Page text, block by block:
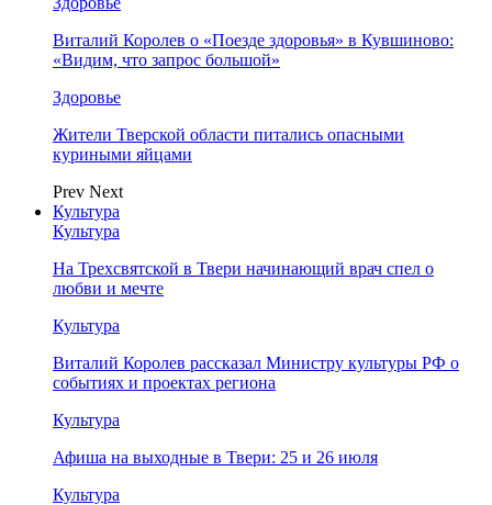
Виталий Королев о «Поезде здоровья» в Кувшиново:
«Видим, что запрос большой»
Здоровье
Жители Тверской области питались опасными
куриными яйцами
Prev Next
Культура
Культура
На Трехсвятской в Твери начинающий врач спел о
любви и мечте
Культура
Виталий Королев рассказал Министру культуры РФ о
событиях и проектах региона
Культура
Афиша на выходные в Твери: 25 и 26 июля
Культура